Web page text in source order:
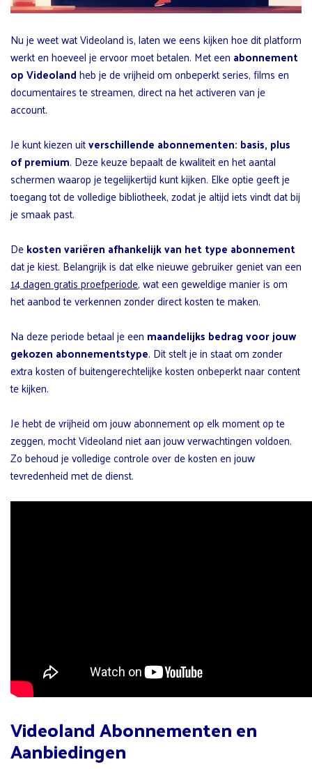
Nu je weet wat Videoland is, laten we eens kijken hoe dit platform
werkt en hoeveel je ervoor moet betalen. Met een abonnement
op Videolandheb je de vrijheid om onbeperkt series, films en
documentaires te streamen, direct na het activeren van je
account.
Je kunt kiezen uitverschillende abonnementen: basis, plus
of premium. Deze keuze bepaalt de kwaliteit en het aantal
schermen waarop je tegelijkertijd kunt kijken. Elke optie geeft je
toegang tot de volledige bibliotheek, zodat je altijd iets vindt dat bij
je smaak past.
Dekosten variëren afhankelijk van het type abonnement
dat je kiest. Belangrijk is dat elke nieuwe gebruiker geniet van een
14 dagen gratis proefperiode, wat een geweldige manier is om
het aanbod te verkennen zonder direct kosten te maken.
Na deze periode betaal je een maandelijks bedrag voor jouw
gekozen abonnementstype. Dit stelt je in staat om zonder
extra kosten of buitengerechtelijke kosten onbeperkt naar content
te kijken.
Je hebt de vrijheid om jouw abonnement op elk moment op te
zeggen, mocht Videoland niet aan jouw verwachtingen voldoen.
Zo behoud je volledige controle over de kosten en jouw
tevredenheid met de dienst.
Videoland Abonnementen en
Aanbiedingen